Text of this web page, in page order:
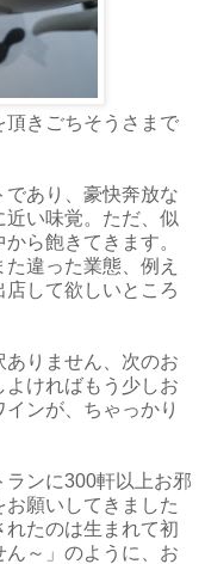
頂きごちそうさまで
あり、豪快奔放な
い味覚。ただ、似
ら飽きてきます。
違った業態、例え
して欲しいところ
りません、次のお
ければもう少しお
ンが、ちゃっかり
ランに300軒以上お邪
願いしてきました
たのは生まれて初
～」のように、お